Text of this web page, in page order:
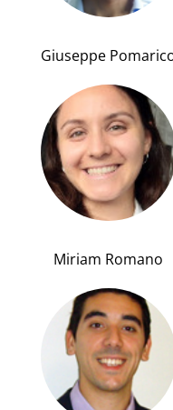
Giuseppe
Miriam Romano